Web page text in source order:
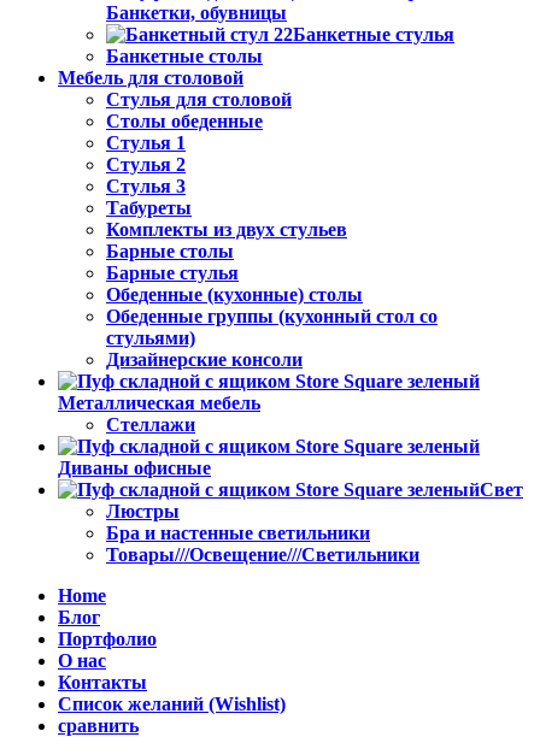
Банкетки, обувницы
Банкетные стулья
Банкетные столы
Мебель для столовой
Стулья для столовой
Столы обеденные
Стулья 1
Стулья 2
Стулья 3
Табуреты
Комплекты из двух стульев
Барные столы
Барные стулья
Обеденные (кухонные) столы
Обеденные группы (кухонный стол со
стульями)
Дизайнерские консоли
Металлическая мебель
Стеллажи
Диваны офисные
Свет
Люстры
Бра и настенные светильники
Товары///Освещение///Светильники
Home
Блог
Портфолио
О нас
Контакты
Список желаний (Wishlist)
сравнить